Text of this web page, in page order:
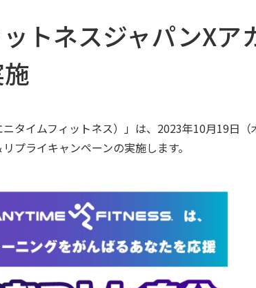
トネスジャパンX
タイムフィットネス）」は、2023年10月19日（
プライキャンペーンの実施します。